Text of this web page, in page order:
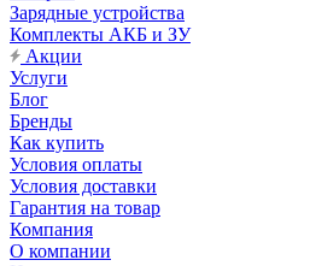
Зарядные устройства
Комплекты АКБ и ЗУ
Акции
Услуги
Блог
Бренды
Как купить
Условия оплаты
Условия доставки
Гарантия на товар
Компания
О компании